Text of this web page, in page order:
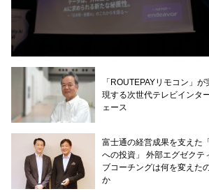
「ROUTEPAYリモコン」が
現する次世代テレビインタ
ェース
富士通の経営成果を支えた
への投資」 外部エグゼクテ
ブコーチングは何を変えた
か